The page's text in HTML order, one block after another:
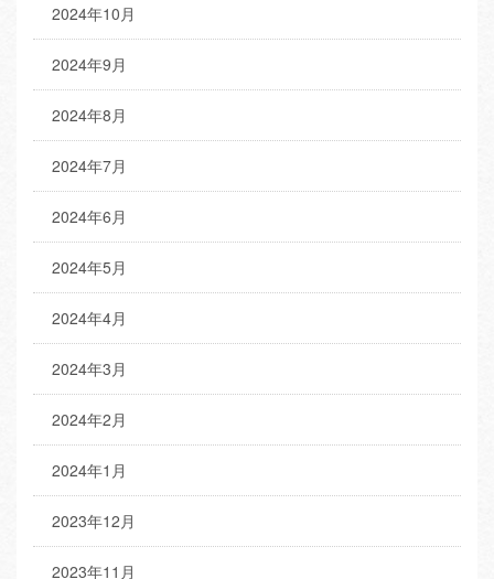
2024年10月
2024年9月
2024年8月
2024年7月
2024年6月
2024年5月
2024年4月
2024年3月
2024年2月
2024年1月
2023年12月
2023年11月